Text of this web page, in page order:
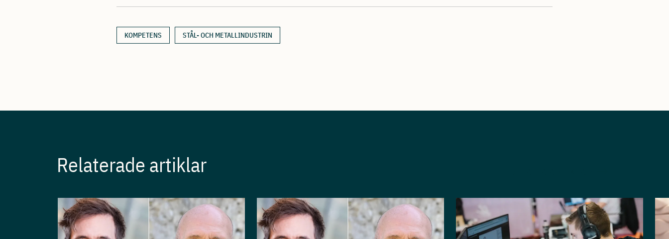
KOMPETENS STÅL- OCH METALLINDUSTRIN
Relaterade artiklar